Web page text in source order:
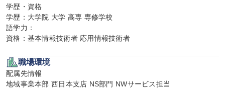
学歴・資格
学歴：大学院 大学 高専 専修学校
語学力：
資格：基本情報技術者 応用情報技術者
職場環境
配属先情報
地域事業本部 西日本支店 NS部門 NWサービス担当